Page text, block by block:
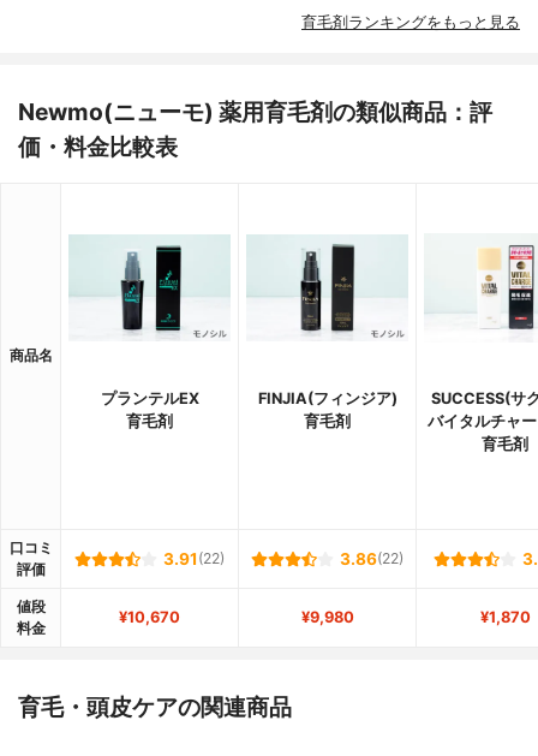
育毛剤ランキングをもっと見る
Newmo(ニューモ) 薬用育毛剤の類似商品：評
価・料金比較表
商品名
プランテルEX
育毛剤
FINJIA(フィンジア)
育毛剤
SUCCESS(サ
バイタルチャ
育毛剤
口コミ
評価
3.91 (22) 3.86(22)
値段
料金
¥10,670 ¥9,980 ¥1,870
育毛・頭皮ケアの関連商品